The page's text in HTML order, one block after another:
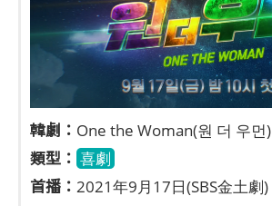
韓劇： One the Woman(원 더 우먼)
類型： 喜劇
首播： 2021年9月17日(SBS金土劇)